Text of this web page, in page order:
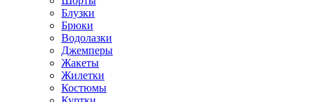
Блузки
Брюки
Водолазки
Джемперы
Жакеты
Жилетки
Костюмы